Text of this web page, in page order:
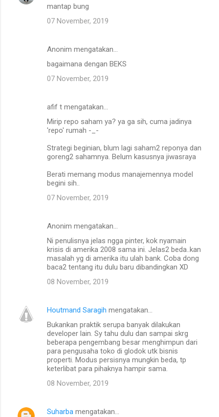
mantap bung
07 November, 2019
Anonim mengatakan…
bagaimana dengan BEKS
07 November, 2019
afif t mengatakan…
Mirip repo saham ya? ya ga sih, cuma jadinya
'repo' rumah -_-
Strategi beginian, blum lagi saham2 reponya dan
goreng2 sahamnya. Belum kasusnya jiwasraya
Berati memang modus manajemennya model
begini sih..
07 November, 2019
Anonim mengatakan…
Ni penulisnya jelas ngga pinter, kok nyamain
krisis di amerika 2008 sama ini. Jelas2 beda..kan
masalah yg di amerika itu ulah bank. Coba dong
baca2 tentang itu dulu baru dibandingkan XD
08 November, 2019
Houtmand Saragih mengatakan…
Bukankan praktik serupa banyak dilakukan
developer lain. Sy tahu dulu dan sampai skrg
beberapa pengembang besar menghimpun dari
para pengusaha toko di glodok utk bisnis
properti. Modus persisnya mungkin beda, tp
keterlibat para pihaknya hampir sama.
08 November, 2019
Suharba mengatakan…